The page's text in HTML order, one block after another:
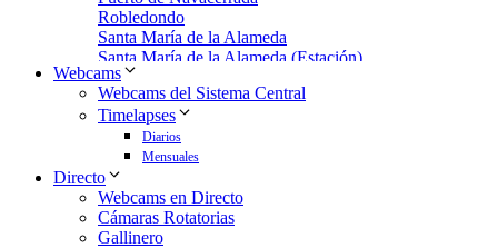
Robledondo
Santa María de la Alameda
Santa María de la Alameda (Estación)
Zarzalejo
Zarzalejo Estación
Zarzalejo-Machotas
Webcams
Webcams del Sistema Central
Timelapses
Diarios
Mensuales
Directo
Webcams en Directo
Cámaras Rotatorias
Gallinero